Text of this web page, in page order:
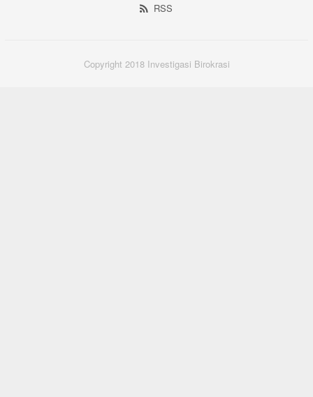
RSS
Copyright 2018 Investigasi Birokrasi